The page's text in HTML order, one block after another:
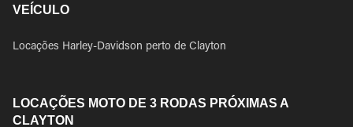
VEÍCULO
Locações Harley-Davidson perto de Clayton
LOCAÇÕES MOTO DE 3 RODAS PRÓXIMAS A
CLAYTON